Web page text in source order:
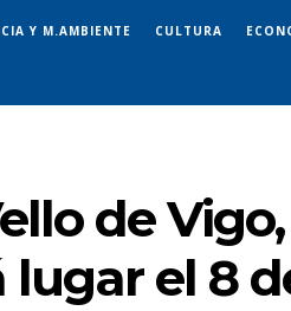
Y M.AMBIENTE CULTURA
de
el 8